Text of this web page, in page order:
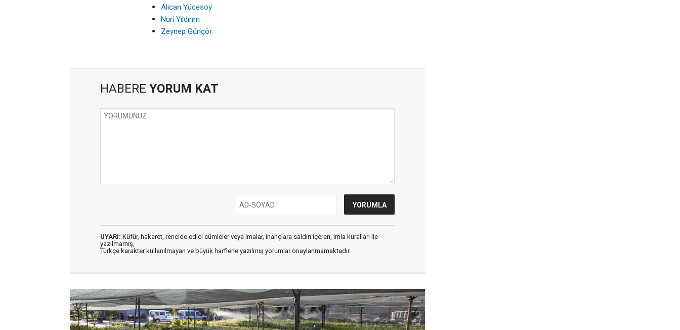
Alican Yücesoy
Nuri Yıldırım
Zeynep Güngör
HABERE YORUM KAT
UYARI: Küfür, hakaret, rencide edici cümleler veya imalar, inançlara saldırı içeren, imla kuralları ile
yazılmamış,
Türkçe karakter kullanılmayan ve büyük harflerle yazılmış yorumlar onaylanmamaktadır.